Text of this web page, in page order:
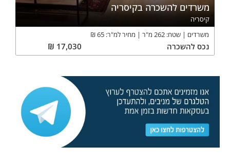
משרדים להשכרה בקיסריה
קיסריה
משרדים
שטח: 262 מ"ר מחיר למ"ר: 65
₪
נכס להשכרה 17,030
₪